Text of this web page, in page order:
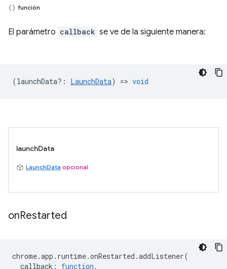
función
El parámetro callback se ve de la siguiente manera:
(launchData? : LaunchData) => void
launchData
LaunchData opcional
onRestarted
chrome.app . runtime.onRestarted .addListener(
callback : function,